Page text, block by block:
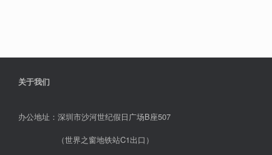
关于我们
办公地址：深圳市沙河世纪假日广场B座507
（世界之窗地铁站C1出口）